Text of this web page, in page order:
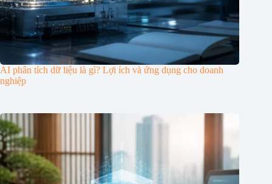
AI phân tích dữ liệu là gì? Lợi ích và ứng dụng cho doanh
nghiệp